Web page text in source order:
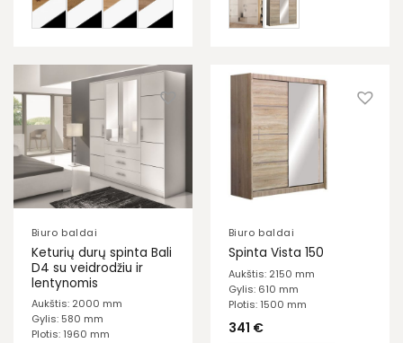
Biuro baldai
Keturių durų spinta Bali
D4 su veidrodžiu ir
lentynomis
Aukštis: 2000 mm
Gylis: 580 mm
Plotis: 1960 mm
Biuro baldai
Spinta Vista 150
Aukštis: 2150 mm
Gylis: 610 mm
Plotis: 1500 mm
341 €